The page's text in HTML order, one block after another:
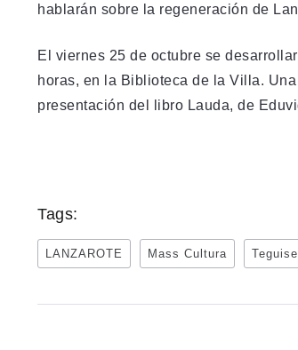
hablarán sobre la regeneración de
El viernes 25 de octubre se
horas, en la Biblioteca de la Villa.
presentación del libro Lauda, de
Tags:
LANZAROTE Mass Cultura Teguise